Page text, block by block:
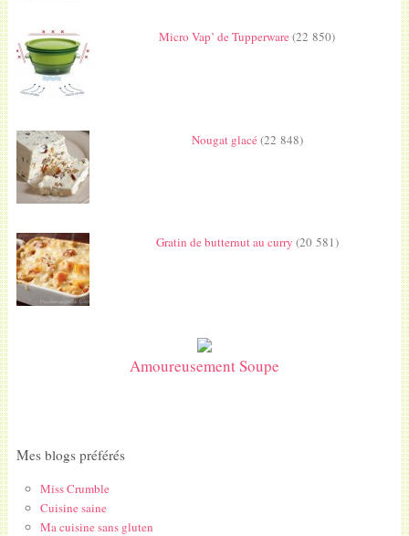
Micro Vap’ de Tupperware(22 850)
Nougat glacé(22 848)
Gratin de butternut au curry (20 581)
Amoureusement Soupe
Mes blogs préférés
Miss Crumble
Cuisine saine
Ma cuisine sans gluten